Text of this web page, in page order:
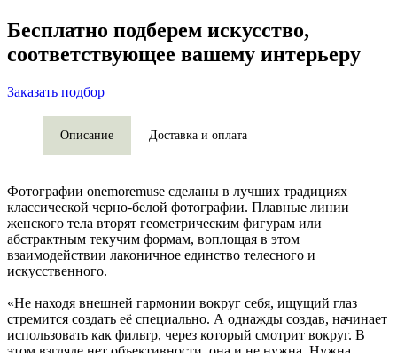
Бесплатно подберем искусство,
соответствующее вашему интерьеру
Заказать подбор
Описание Доставка и оплата
Фотографии onemoremuse сделаны в лучших традициях
классической черно-белой фотографии. Плавные линии
женского тела вторят геометрическим фигурам или
абстрактным текучим формам, воплощая в этом
взаимодействии лаконичное единство телесного и
искусственного.
«Не находя внешней гармонии вокруг себя, ищущий глаз
стремится создать её специально. А однажды создав, начинает
использовать как фильтр, через который смотрит вокруг. В